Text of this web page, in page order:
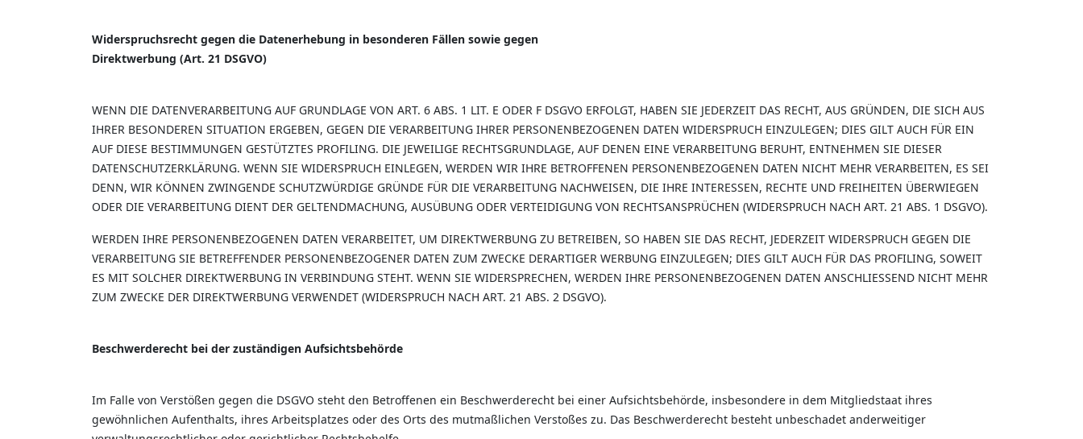
Widerspruchsrecht gegen die Datenerhebung in besonderen Fällen sowie gegen
Direktwerbung (Art. 21 DSGVO)
WENN DIE DATENVERARBEITUNG AUF GRUNDLAGE VON ART. 6 ABS. 1 LIT. E ODER F DSGVO ERFOLGT, HABEN SIE JEDERZEIT DAS RECHT, AUS GRÜNDEN, DIE SICH AUS
IHRER BESONDEREN SITUATION ERGEBEN, GEGEN DIE VERARBEITUNG IHRER PERSONENBEZOGENEN DATEN WIDERSPRUCH EINZULEGEN; DIES GILT AUCH FÜR EIN
AUF DIESE BESTIMMUNGEN GESTÜTZTES PROFILING. DIE JEWEILIGE RECHTSGRUNDLAGE, AUF DENEN EINE VERARBEITUNG BERUHT, ENTNEHMEN SIE DIESER
DATENSCHUTZERKLÄRUNG. WENN SIE WIDERSPRUCH EINLEGEN, WERDEN WIR IHRE BETROFFENEN PERSONENBEZOGENEN DATEN NICHT MEHR VERARBEITEN, ES SEI
DENN, WIR KÖNNEN ZWINGENDE SCHUTZWÜRDIGE GRÜNDE FÜR DIE VERARBEITUNG NACHWEISEN, DIE IHRE INTERESSEN, RECHTE UND FREIHEITEN ÜBERWIEGEN
ODER DIE VERARBEITUNG DIENT DER GELTENDMACHUNG, AUSÜBUNG ODER VERTEIDIGUNG VON RECHTSANSPRÜCHEN (WIDERSPRUCH NACH ART. 21 ABS. 1 DSGVO).
WERDEN IHRE PERSONENBEZOGENEN DATEN VERARBEITET, UM DIREKTWERBUNG ZU BETREIBEN, SO HABEN SIE DAS RECHT, JEDERZEIT WIDERSPRUCH GEGEN DIE
VERARBEITUNG SIE BETREFFENDER PERSONENBEZOGENER DATEN ZUM ZWECKE DERARTIGER WERBUNG EINZULEGEN; DIES GILT AUCH FÜR DAS PROFILING, SOWEIT
ES MIT SOLCHER DIREKTWERBUNG IN VERBINDUNG STEHT. WENN SIE WIDERSPRECHEN, WERDEN IHRE PERSONENBEZOGENEN DATEN ANSCHLIESSEND NICHT MEHR
ZUM ZWECKE DER DIREKTWERBUNG VERWENDET (WIDERSPRUCH NACH ART. 21 ABS. 2 DSGVO).
Beschwerderecht bei der zuständigen Aufsichtsbehörde
Im Falle von Verstößen gegen die DSGVO steht den Betroffenen ein Beschwerderecht bei einer Aufsichtsbehörde, insbesondere in dem Mitgliedstaat ihres
gewöhnlichen Aufenthalts, ihres Arbeitsplatzes oder des Orts des mutmaßlichen Verstoßes zu. Das Beschwerderecht besteht unbeschadet anderweitiger